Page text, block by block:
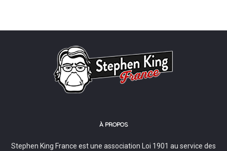
À PROPOS
Stephen King France est une association Loi 1901 au service des